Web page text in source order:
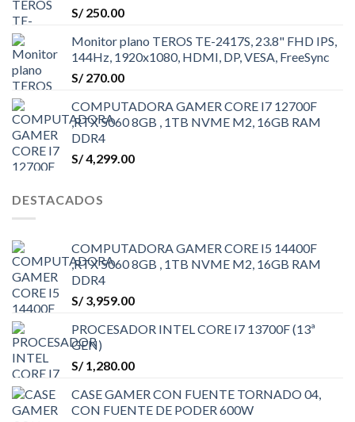
S/250.00
Monitor plano TEROS TE-2417S, 23.8" FHD IPS,
144Hz, 1920x1080, HDMI, DP, VESA, FreeSync
S/270.00
COMPUTADORA GAMER CORE I7 12700F
,RTX 5060 8GB , 1TB NVME M2, 16GB RAM
DDR4
S/4,299.00
DESTACADOS
COMPUTADORA GAMER CORE I5 14400F
,RTX 5060 8GB , 1TB NVME M2, 16GB RAM
DDR4
S/3,959.00
PROCESADOR INTEL CORE I7 13700F (13ª
GEN)
S/1,280.00
CASE GAMER CON FUENTE TORNADO 04,
CON FUENTE DE PODER 600W